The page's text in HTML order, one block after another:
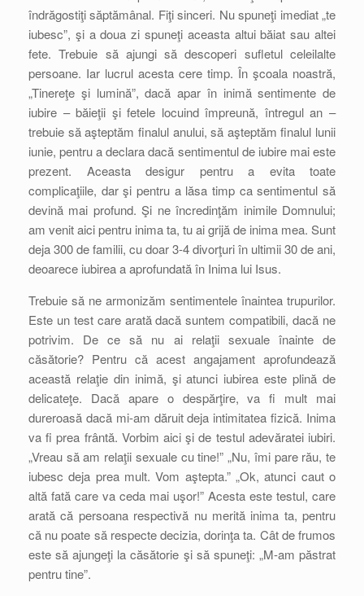
îndrăgostiţi săptămânal. Fiţi sinceri. Nu spuneţi imediat „te
iubesc”, şi a doua zi spuneţi aceasta altui băiat sau altei
fete. Trebuie să ajungi să descoperi sufletul celeilalte
persoane. Iar lucrul acesta cere timp. În şcoala noastră,
„Tinereţe şi lumină”, dacă apar în inimă sentimente de
iubire – băieţii şi fetele locuind împreună, întregul an –
trebuie să aşteptăm finalul anului, să aşteptăm finalul lunii
iunie, pentru a declara dacă sentimentul de iubire mai este
prezent. Aceasta desigur pentru a evita toate
complicaţiile, dar şi pentru a lăsa timp ca sentimentul să
devină mai profund. Şi ne încredinţăm inimile Domnului;
am venit aici pentru inima ta, tu ai grijă de inima mea. Sunt
deja 300 de familii, cu doar 3-4 divorţuri în ultimii 30 de ani,
deoarece iubirea a aprofundată în Inima lui Isus.
Trebuie să ne armonizăm sentimentele înaintea trupurilor.
Este un test care arată dacă suntem compatibili, dacă ne
potrivim. De ce să nu ai relaţii sexuale înainte de
căsătorie? Pentru că acest angajament aprofundează
această relaţie din inimă, şi atunci iubirea este plină de
delicateţe. Dacă apare o despărţire, va fi mult mai
dureroasă dacă mi-am dăruit deja intimitatea fizică. Inima
va fi prea frântă. Vorbim aici şi de testul adevăratei iubiri.
„Vreau să am relaţii sexuale cu tine!” „Nu, îmi pare rău, te
iubesc deja prea mult. Vom aştepta.” „Ok, atunci caut o
altă fată care va ceda mai uşor!” Acesta este testul, care
arată că persoana respectivă nu merită inima ta, pentru
că nu poate să respecte decizia, dorinţa ta. Cât de frumos
este să ajungeţi la căsătorie şi să spuneţi: „M-am păstrat
pentru tine”.